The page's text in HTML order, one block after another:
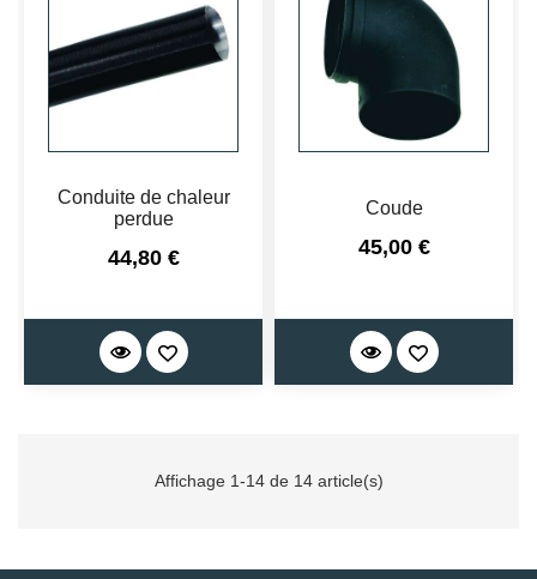
Conduite de chaleur
perdue
Prix
44,80 €
Coude
Prix
45,00 €
Affichage 1-14 de 14 article(s)